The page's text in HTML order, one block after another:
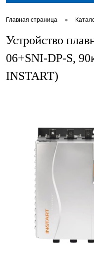
Главная страница •
Устройство
06+SNI-DP-S,
INSTART)